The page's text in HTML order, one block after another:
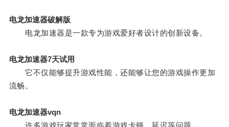
电龙加速器破解版
电龙加速器是一款专为游戏爱好者设计的创新设备。
电龙加速器7天试用
它不仅能够提升游戏性能，还能够让您的游戏操作更加
流畅。
电龙加速器vqn